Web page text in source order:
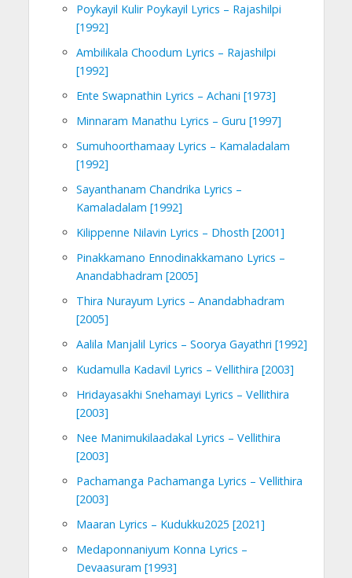
Poykayil Kulir Poykayil Lyrics – Rajashilpi
[1992]
Ambilikala Choodum Lyrics – Rajashilpi
[1992]
Ente Swapnathin Lyrics – Achani [1973]
Minnaram Manathu Lyrics – Guru [1997]
Sumuhoorthamaay Lyrics – Kamaladalam
[1992]
Sayanthanam Chandrika Lyrics –
Kamaladalam [1992]
Kilippenne Nilavin Lyrics – Dhosth [2001]
Pinakkamano Ennodinakkamano Lyrics –
Anandabhadram [2005]
Thira Nurayum Lyrics – Anandabhadram
[2005]
Aalila Manjalil Lyrics – Soorya Gayathri [1992]
Kudamulla Kadavil Lyrics – Vellithira [2003]
Hridayasakhi Snehamayi Lyrics – Vellithira
[2003]
Nee Manimukilaadakal Lyrics – Vellithira
[2003]
Pachamanga Pachamanga Lyrics – Vellithira
[2003]
Maaran Lyrics – Kudukku2025 [2021]
Medaponnaniyum Konna Lyrics –
Devaasuram [1993]